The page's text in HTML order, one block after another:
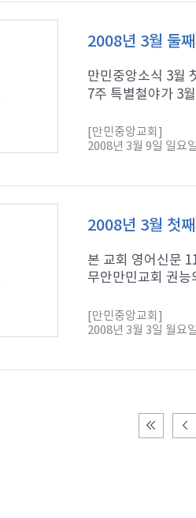
2008년 3월 둘
만민중앙소식 3월
7주 특별철야가 3
[만민중앙교회]
2008년 3월 9일 일요
2008년 3월 첫
본 교회 영어신문
무안만민교회 권
[만민중앙교회]
2008년 3월 3일 월요